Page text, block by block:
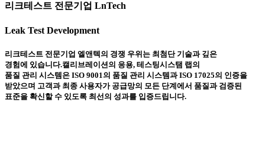
리크테스트 전문기업 LnTech
Leak Test Development
리크테스트 전문기업 엘앤텍의 경쟁 우위는 최첨단 기술과 깊은
경험에 있습니다.캘리브레이션의 응용, 테스팅시스탬 랩의
품질 관리 시스템은 ISO 9001의 품질 관리 시스템과 ISO 17025의 인증을
받았으며 고객과 최종 사용자가 공급망의 모든 단계에서 품질과 검증된
표준을 확신할 수 있도록 최선의 성과를 입증드립니다.